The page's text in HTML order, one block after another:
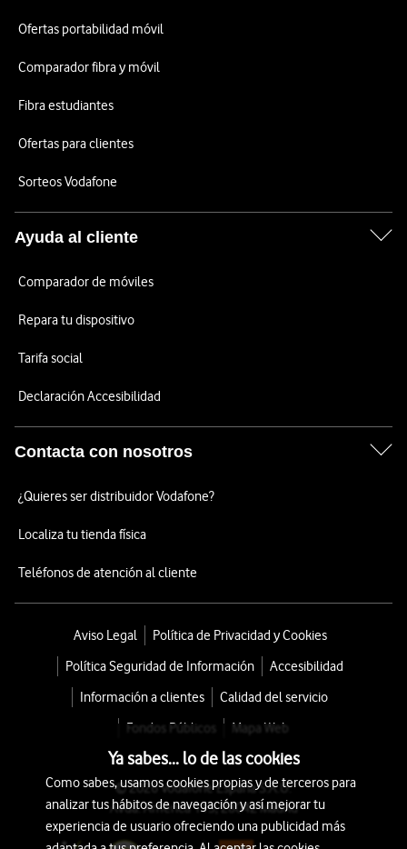
Ofertas portabilidad móvil
Comparador fibra y móvil
Fibra estudiantes
Ofertas para clientes
Sorteos Vodafone
Ayuda al cliente
Comparador de móviles
Repara tu dispositivo
Tarifa social
Declaración Accesibilidad
Contacta con nosotros
¿Quieres ser distribuidor Vodafone?
Localiza tu tienda física
Teléfonos de atención al cliente
Aviso Legal
Política de Privacidad y Cookies
Política Seguridad de Información
Accesibilidad
Información a clientes
Calidad del servicio
Fondos Públicos
Mapa Web
© 2026 Vodafone España S.A.U.
Avda. América 115, 28042 Madrid
Ya sabes... lo de las cookies
Como sabes, usamos cookies propias y de terceros para
analizar tus hábitos de navegación y así mejorar tu
experiencia de usuario ofreciendo una publicidad más